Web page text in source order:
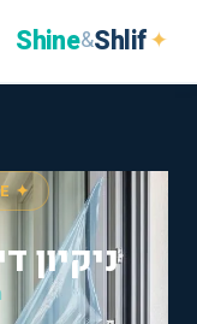
✦
Shlif
&
Shine
✦ SHLIF & SHINE — שוהם
ניקיון